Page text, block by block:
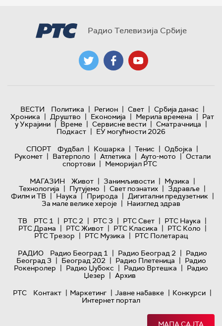
Радио Телевизија Србије
ВЕСТИ Политика | Регион | Свет | Србија данас |
Хроника | Друштво | Економија | Мерила времена | Рат
у Украјини | Време | Сервисне вести | Сматрачница |
Подкаст | ЕУ могућности 2026
СПОРТ
Фудбал | Кошарка | Тенис | Одбојка |
Рукомет | Ватерполо | Атлетика | Ауто-мото | Остали
спортови | Меморијал РТС
МАГАЗИН
Живот | Занимљивости | Музика |
Технологијa | Путујемо | Свет познатих | Здравље |
Филм и ТВ | Наука | Природа | Дигитални предузетник |
За мале велике хероје | Наизглед здрав
ТВ
РТС 1 | РТС 2 | РТС 3 | РТС Свет | РТС Наука |
РТС Драма | РТС Живот | РТС Класика | РТС Коло |
РТС Трезор | РТС Музика | РТС Полетарац
РАДИО
Радио Београд 1 | Радио Београд 2 | Радио
Београд 3 | Београд 202 | Радио Плетеница | Радио
Рокенролер | Радио Џубокс | Радио Вртешка | Радио
Џезер | Архив
РТС
Контакт | Маркетинг | Јавне набавке | Конкурси |
Интернет портал
МАПА САЈТА